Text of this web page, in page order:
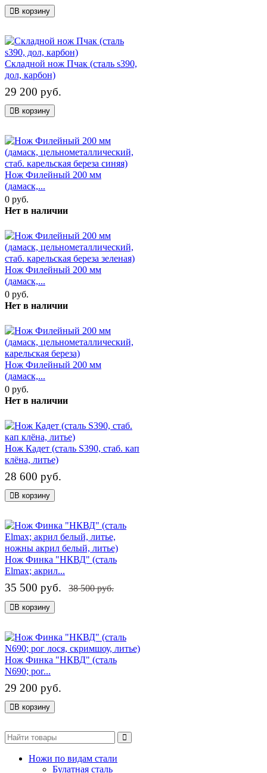
В корзину
Складной нож Пчак (сталь s390,
дол, карбон)
29 200 руб.
В корзину
Нож Филейный 200 мм
(дамаск,...
0 руб.
Нет в наличии
Нож Филейный 200 мм
(дамаск,...
0 руб.
Нет в наличии
Нож Филейный 200 мм
(дамаск,...
0 руб.
Нет в наличии
Нож Кадет (сталь S390, стаб. кап
клёна, литье)
28 600 руб.
В корзину
Нож Финка "НКВД" (сталь
Elmax; акрил...
35 500 руб. 38 500 руб.
В корзину
Нож Финка "НКВД" (сталь
N690; рог...
29 200 руб.
В корзину
Ножи по видам стали
Булатная сталь